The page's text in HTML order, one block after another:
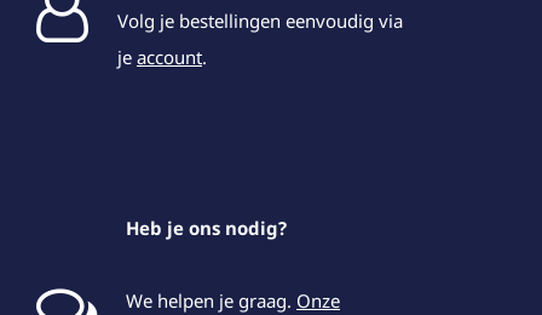
Volg je bestellingen eenvoudig via
je account.
Heb je ons nodig?
We helpen je graag. Onze